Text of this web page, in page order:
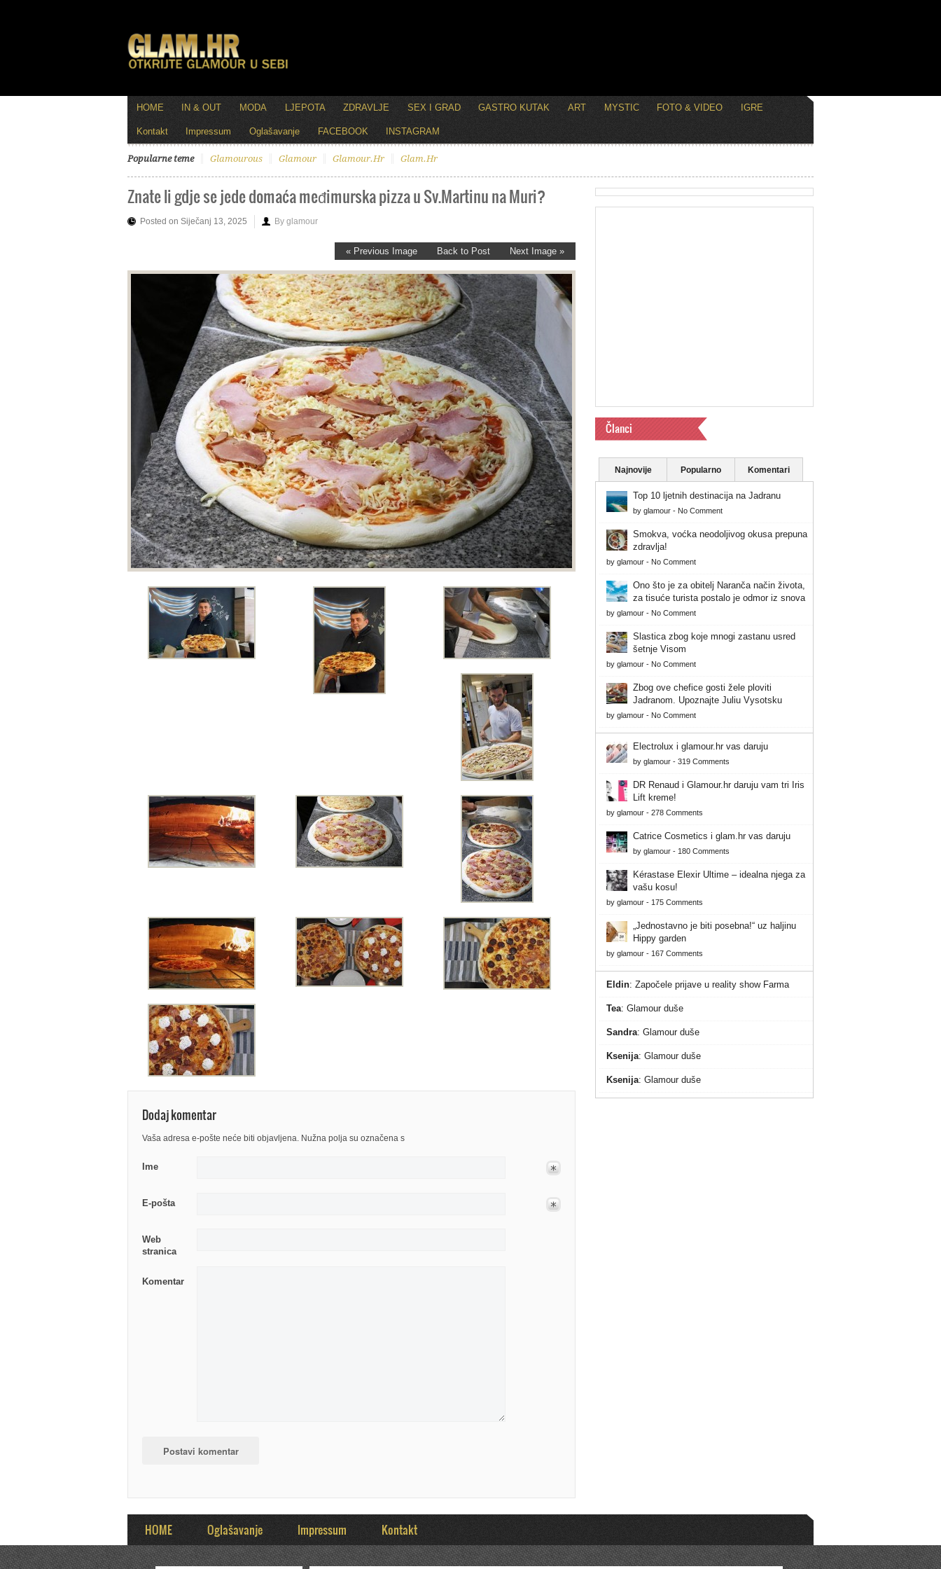
HOME IN & OUT MODA LJEPOTA ZDRAVLJE SEX I GRAD GASTRO KUTAK ART MYSTIC FOTO & VIDEO IGRE
Kontakt Impressum Oglašavanje FACEBOOK INSTAGRAM
Popularne teme Glamourous Glamour Glamour.hr Glam.hr
Znate li gdje se jede domaća međimurska pizza u Sv.Martinu na Muri?
Posted on Siječanj 13, 2025 By glamour
« Previous Image Back to Post Next Image »
Dodaj komentar
Vaša adresa e-pošte neće biti objavljena. Nužna polja su označena s
Ime
E-pošta
Web
stranica
Komentar
Članci
Najnovije Popularno Komentari
Top 10 ljetnih destinacija na Jadranu
by glamour - No Comment
Smokva, voćka neodoljivog okusa prepuna
zdravlja!
by glamour - No Comment
Ono što je za obitelj Naranča način života,
za tisuće turista postalo je odmor iz snova
by glamour - No Comment
Slastica zbog koje mnogi zastanu usred
šetnje Visom
by glamour - No Comment
Zbog ove chefice gosti žele ploviti
Jadranom. Upoznajte Juliu Vysotsku
by glamour - No Comment
Electrolux i glamour.hr vas daruju
by glamour - 319 Comments
DR Renaud i Glamour.hr daruju vam tri Iris
Lift kreme!
by glamour - 278 Comments
Catrice Cosmetics i glam.hr vas daruju
by glamour - 180 Comments
Kérastase Elexir Ultime – idealna njega za
vašu kosu!
by glamour - 175 Comments
„Jednostavno je biti posebna!“ uz haljinu
Hippy garden
by glamour - 167 Comments
Eldin: Započele prijave u reality show Farma
Tea: Glamour duše
Sandra: Glamour duše
Ksenija: Glamour duše
Ksenija: Glamour duše
HOME Oglašavanje Impressum Kontakt